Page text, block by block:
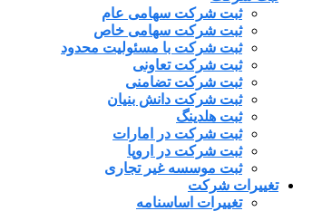
ثبت شرکت سهامی عام
ثبت شرکت سهامی خاص
ثبت شرکت با مسئولیت محدود
ثبت شرکت تعاونی
ثبت شرکت تضامنی
ثبت شرکت دانش بنیان
ثبت هلدینگ
ثبت شرکت در امارات
ثبت شرکت در اروپا
ثبت موسسه غیر تجاری
تغییرات شرکت
تغییرات اساسنامه